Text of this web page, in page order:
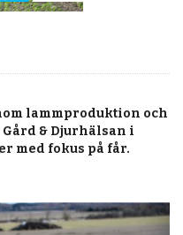
lammproduktion och
& Djurhälsan i
med fokus på får.